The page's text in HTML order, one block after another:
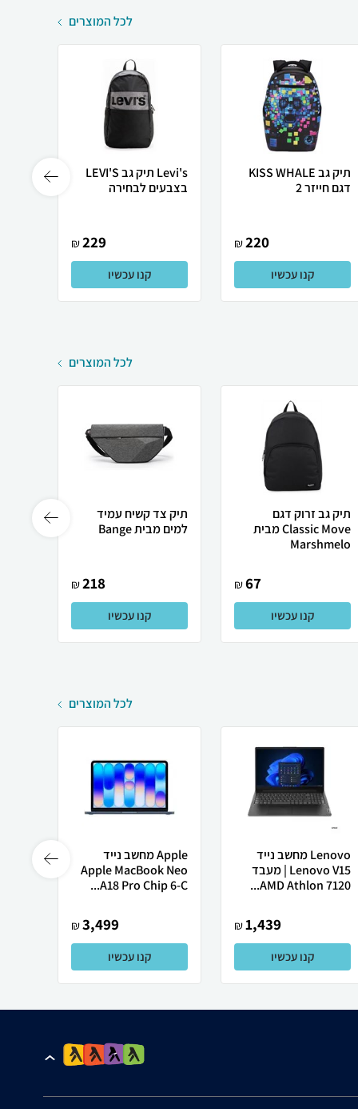
לכל המוצרים
תיק גב KISS WHALE
דגם חייזר 2
220
₪
קנו עכשיו
Levi's תיק גב LEVI'S
בצבעים לבחירה
229
₪
קנו עכשיו
לכל המוצרים
תיק גב זרוק דגם
Classic Move מבית
Marshmelo
67
₪
קנו עכשיו
תיק צד קשיח עמיד
למים מבית Bange
218
₪
קנו עכשיו
לכל המוצרים
Lenovo מחשב נייד
Lenovo V15 | מעבד
AMD Athlon 7120...
1,439
₪
קנו עכשיו
Apple מחשב נייד
Apple MacBook Neo
A18 Pro Chip 6-C...
3,499
₪
קנו עכשיו